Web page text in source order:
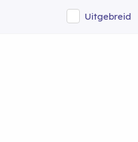
Uitgebreid